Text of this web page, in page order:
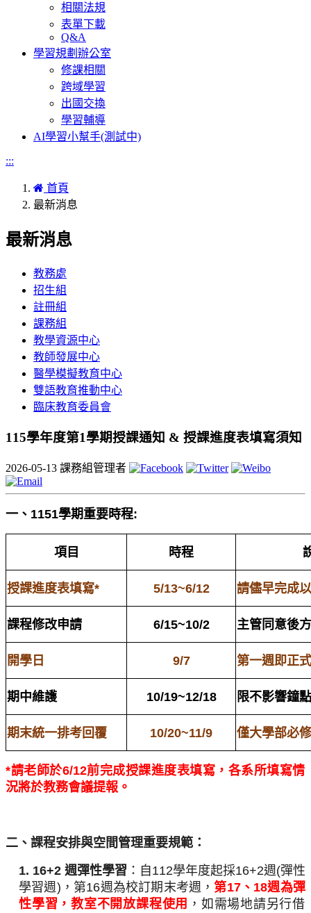
相關法規
表單下載
Q&A
學習規劃辦公室
修課相關
跨域學習
出國交換
學習輔導
AI學習小幫手(測試中)
:::
首頁
最新消息
最新消息
教務處
招生組
註冊組
課務組
教學資源中心
教師發展中心
醫學模擬教育中心
雙語教育推動中心
臨床教育委員會
115學年度第1學期授課通知 & 授課進度表填寫須知
2026-05-13 課務組管理者
一、1151學期重要時程:
項目 時程
授課進度表填寫* 5/13~6/12 請儘早完成
課程修改申請 6/15~10/2 主管同意後
開學日 9/7 第一週即正
期中維護 10/19~12/18 限不影響鐘
期末統一排考回覆 10/20~11/9 僅大學部必
*請老師於6/12前完成授課進度表填寫， 各系所填寫情
況將於教務會議提報。
二、課程安排與空間管理重要規範：
1. 16+2 週彈性學習 ：自112學年度起採16+2週(彈性
學習週)，第16週為校訂期末考週，第17、18週為彈
性學習，教室不開放課程使用 ，如需場地請另行借